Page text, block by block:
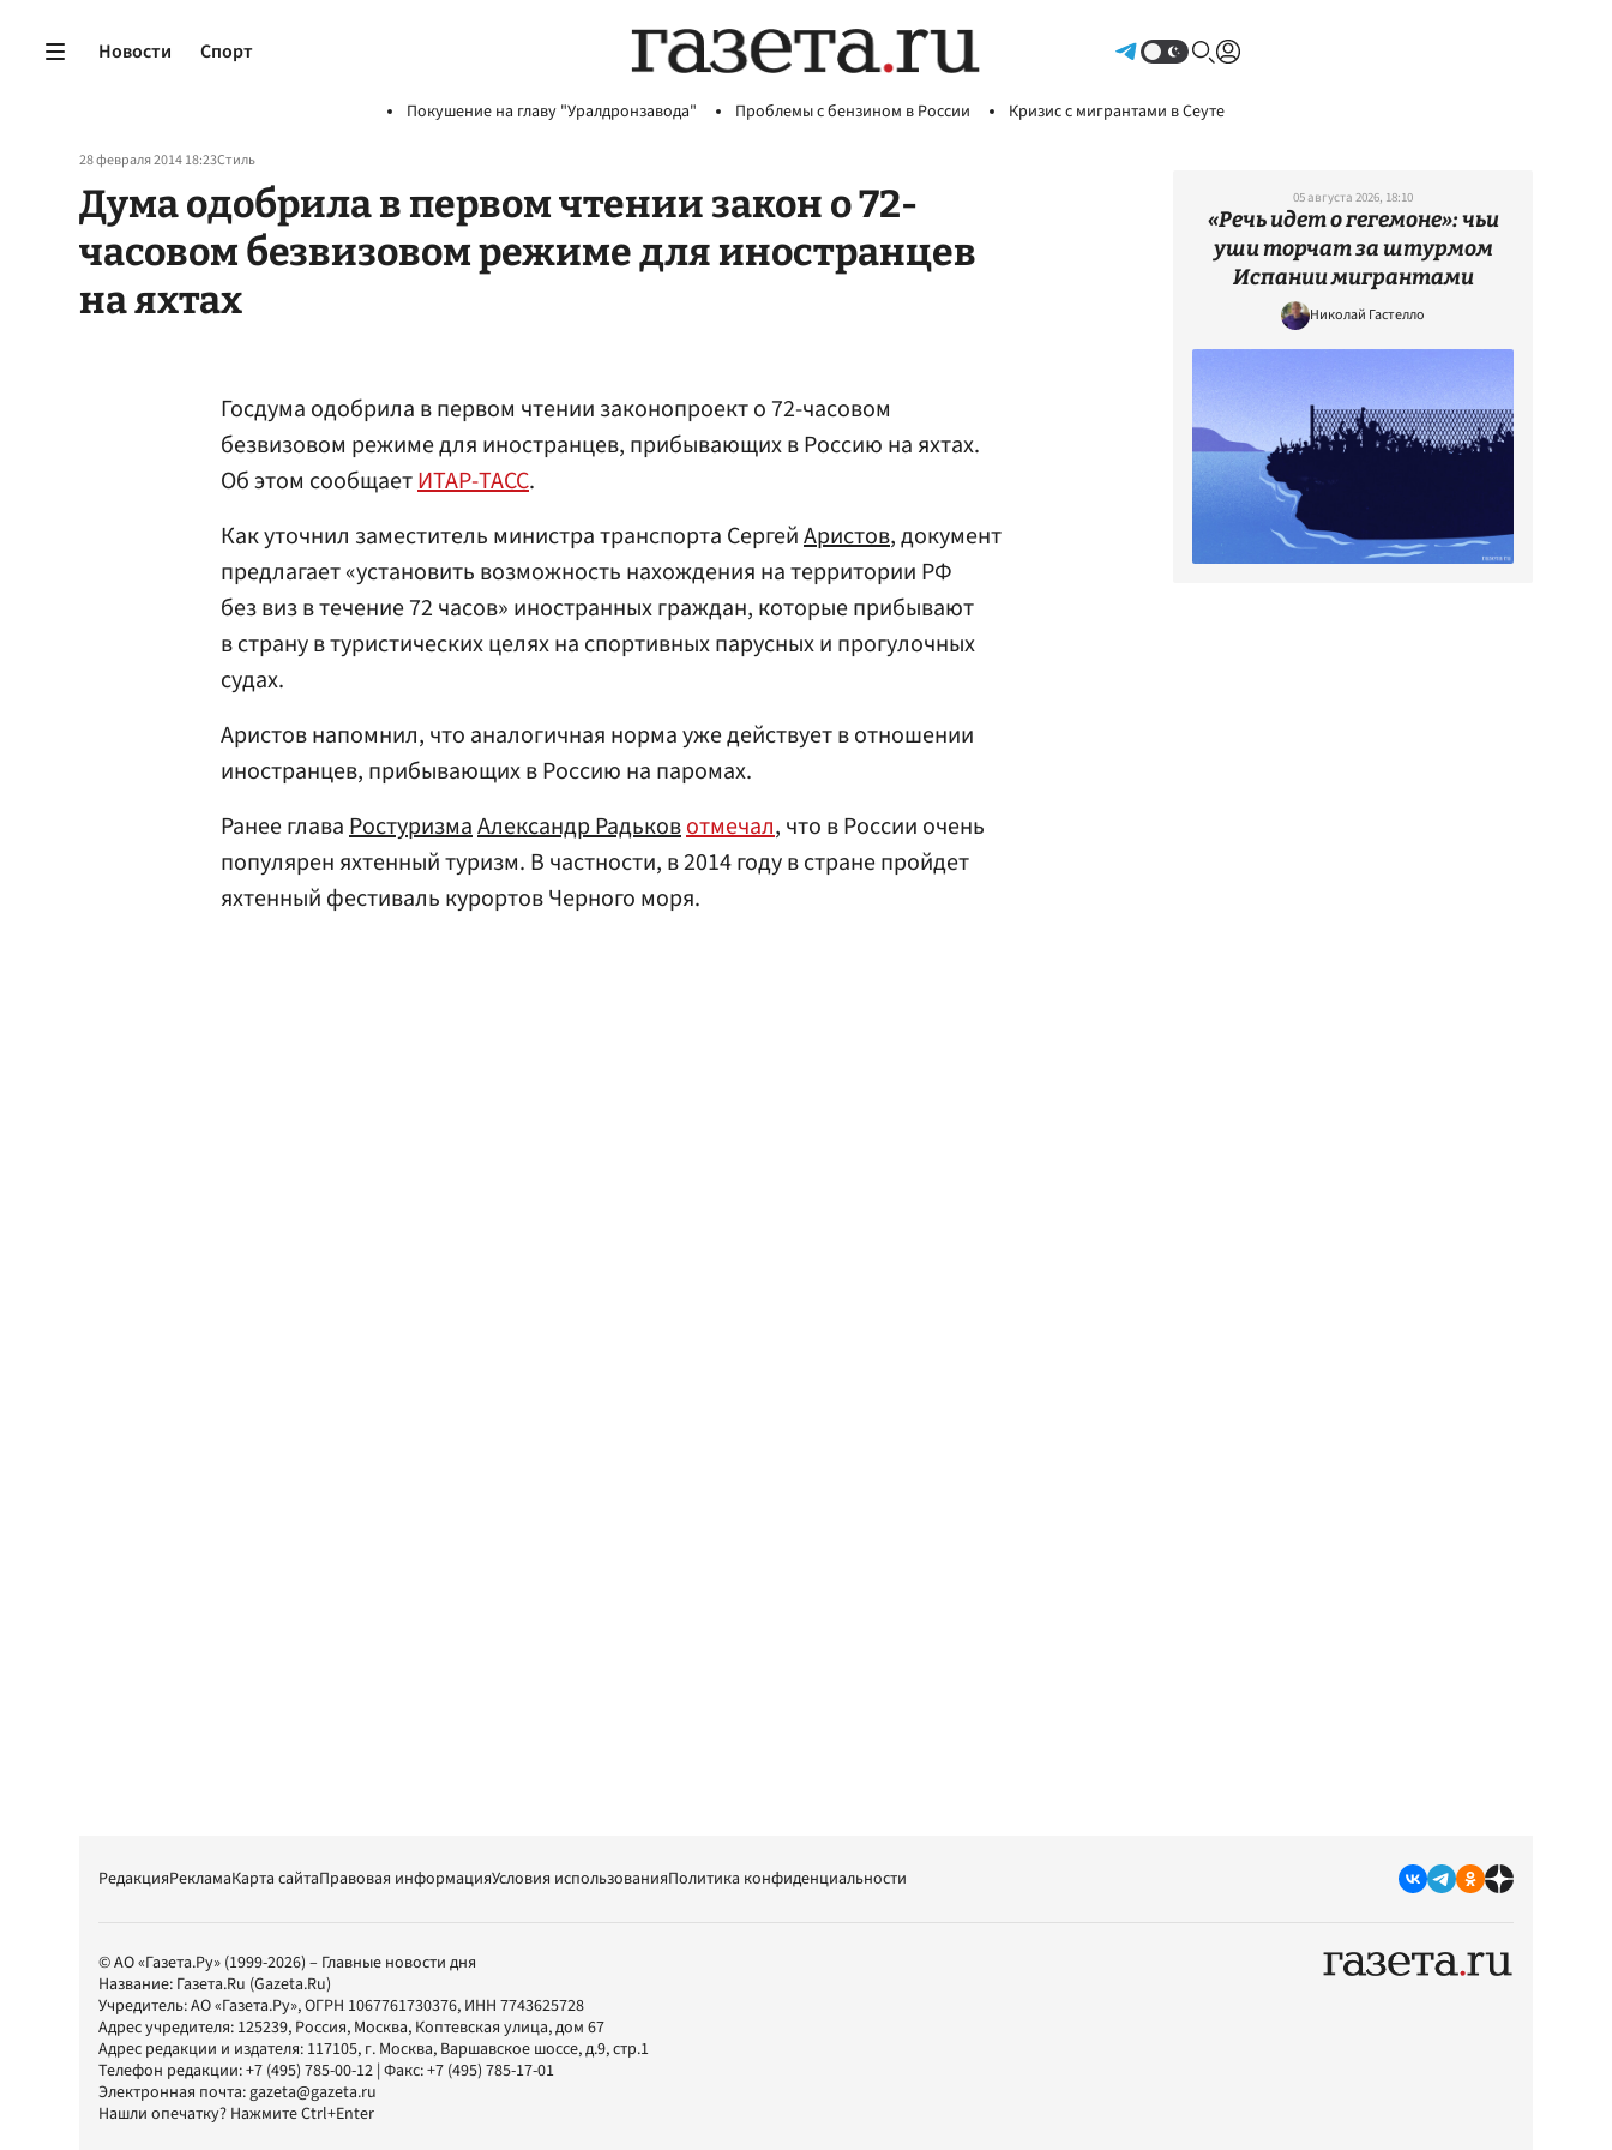
Новости Спорт
Покушение на главу "Уралдронзавода" Проблемы с бензином в России Кризис с мигрантами в Сеуте
28 февраля 2014 18:23Стиль
Дума одобрила в первом чтении закон о 72-
часовом безвизовом режиме для иностранцев
на яхтах
Госдума одобрила в первом чтении законопроект о 72-часовом
безвизовом режиме для иностранцев, прибывающих в Россию на яхтах.
Об этом сообщаетИТАР-ТАСС.
Как уточнил заместитель министра транспорта СергейАристов, документ
предлагает «установить возможность нахождения на территории РФ
без виз в течение 72 часов» иностранных граждан, которые прибывают
в страну в туристических целях на спортивных парусных и прогулочных
судах.
Аристов напомнил, что аналогичная норма уже действует в отношении
иностранцев, прибывающих в Россию на паромах.
Ранее главаРостуризмаАлександр Радьковотмечал, что в России очень
популярен яхтенный туризм. В частности, в 2014 году в стране пройдет
яхтенный фестиваль курортов Черного моря.
05 августа 2026, 18:10
«Речь идет о гегемоне»: чьи
уши торчат за штурмом
Испании мигрантами
Николай Гастелло
РедакцияРекламаКарта сайтаПравовая информацияУсловия использованияПолитика конфиденциальности
© АО «Газета.Ру» (1999-2026) – Главные новости дня
Название: Газета.Ru (Gazeta.Ru)
Учредитель:АО «Газета.Ру», ОГРН 1067761730376, ИНН 7743625728
Адрес учредителя: 125239, Россия, Москва, Коптевская улица, дом 67
Адрес редакции и издателя: 117105, г. Москва, Варшавское шоссе, д.9, стр.1
Телефон редакции:+7 (495) 785-00-12 | Факс:+7 (495) 785-17-01
Электронная почта:gazeta@gazeta.ru
Нашли опечатку? Нажмите Ctrl+Enter